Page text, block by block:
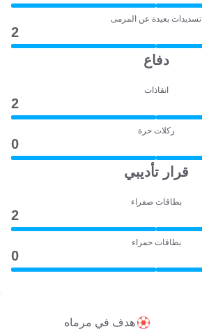
تسديدات بعيدة عن المرمى
2
دفاع
انقاذات
2
ركلات حرة
0
قرار تأديبي
بطاقات صفراء
2
بطاقات حمراء
0
هدف في مرماه